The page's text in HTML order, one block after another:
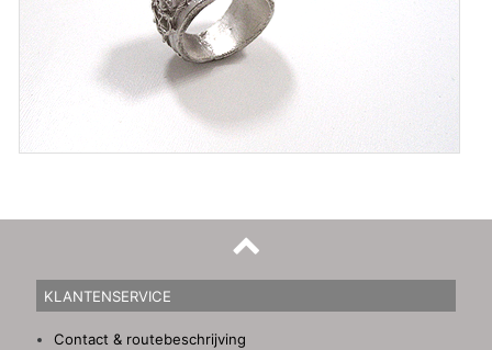
KLANTENSERVICE
Contact & routebeschrijving